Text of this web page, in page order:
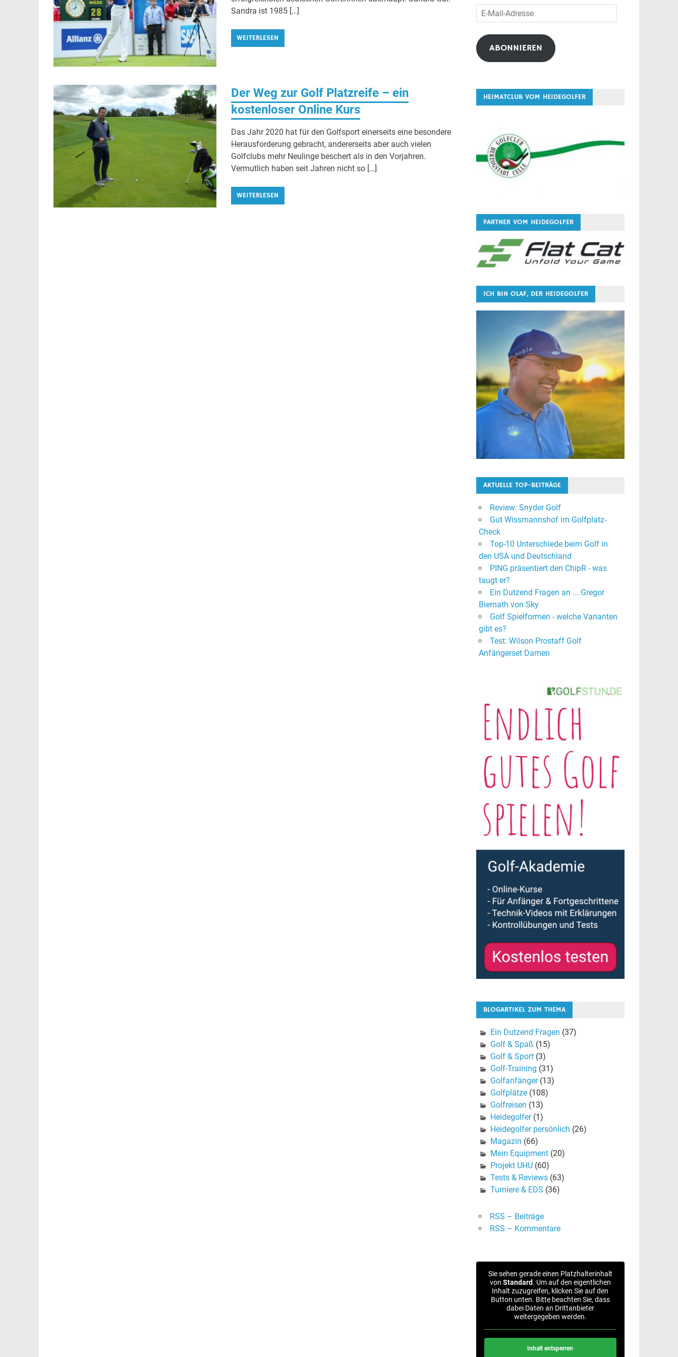
Sandra ist 1985 […]
WEITERLESEN
Der Weg zur Golf Platzreife – ein
kostenloser Online Kurs
Das Jahr 2020 hat für den Golfsport einerseits eine besondere
Herausforderung gebracht, andererseits aber auch vielen
Golfclubs mehr Neulinge beschert als in den Vorjahren.
Vermutlich haben seit Jahren nicht so […]
WEITERLESEN
E-
Mail-
Adresse
ABONNIEREN
HEIMATCLUB VOM HEIDEGOLFER
PARTNER VOM HEIDEGOLFER
ICH BIN OLAF, DER HEIDEGOLFER
AKTUELLE TOP-BEITRÄGE
Review: Snyder Golf
Gut Wissmannshof im Golfplatz-
Check
Top-10 Unterschiede beim Golf in
den USA und Deutschland
PING präsentiert den ChipR - was
taugt er?
Ein Dutzend Fragen an ... Gregor
Biernath von Sky
Golf Spielformen - welche Varianten
gibt es?
Test: Wilson Prostaff Golf
Anfängerset Damen
BLOGARTIKEL ZUM THEMA
Ein Dutzend Fragen (37)
Golf & Spaß (15)
Golf & Sport(3)
Golf-Training (31)
Golfanfänger(13)
Golfplätze(108)
Golfreisen (13)
Heidegolfer(1)
Heidegolfer persönlich (26)
Magazin (66)
Mein Equipment(20)
Projekt UHU(60)
Tests & Reviews(63)
Turniere & EDS (36)
RSS – Beiträge
RSS – Kommentare
Sie sehen gerade einen Platzhalterinhalt
von Standard. Um auf den eigentlichen
Inhalt zuzugreifen, klicken Sie auf den
Button unten. Bitte beachten Sie, dass
dabei Daten an Drittanbieter
weitergegeben werden.
Inhalt entsperren